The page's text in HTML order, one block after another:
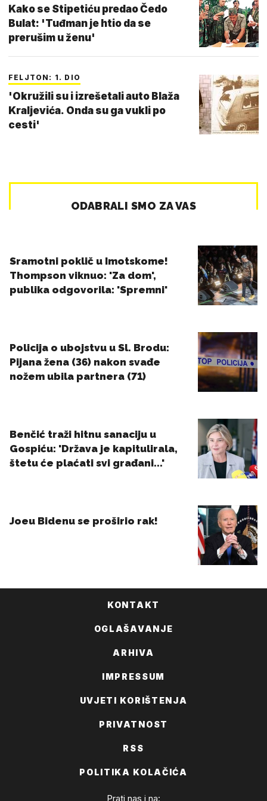
Kako se Stipetiću predao Čedo
Bulat: 'Tuđman je htio da se
prerušim u ženu'
FELJTON: 1. DIO
'Okružili su i izrešetali auto Blaža
Kraljevića. Onda su ga vukli po
cesti'
KONTAKT
OGLAŠAVANJE
ARHIVA
IMPRESSUM
UVJETI KORIŠTENJA
PRIVATNOST
RSS
POLITIKA KOLAČIĆA
Prati nas i na: